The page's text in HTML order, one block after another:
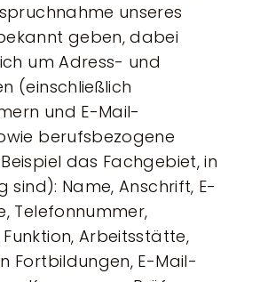
unseres
geben, dabei
um Adress- und
(einschließlich
und E-Mail-
berufsbezogene
das Fachgebiet, in
sind): Name, Anschrift, E-
Telefonnummer,
Arbeitsstätte,
Fortbildungen, E-Mail-